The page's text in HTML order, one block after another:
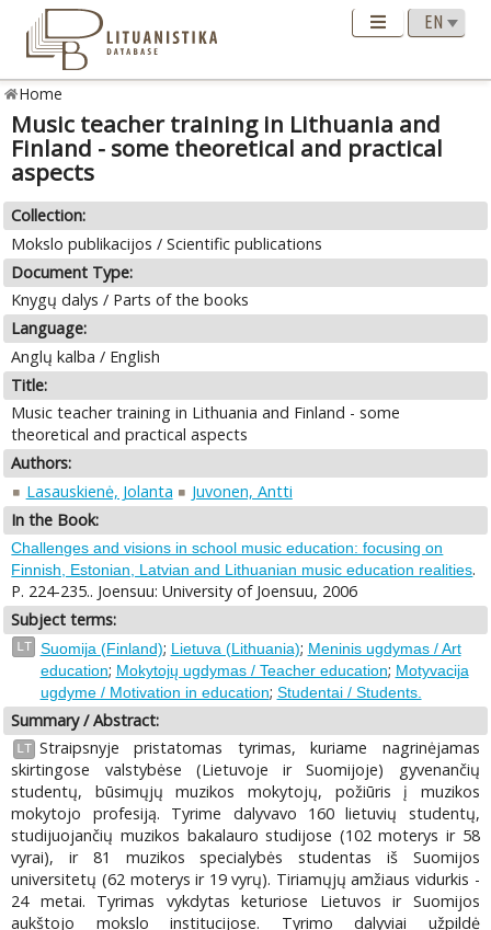
Home
Music teacher training in Lithuania and
Finland - some theoretical and practical
aspects
Collection:
Mokslo publikacijos / Scientific publications
Document Type:
Knygų dalys / Parts of the books
Language:
Anglų kalba / English
Title:
Music teacher training in Lithuania and Finland - some
theoretical and practical aspects
Authors:
Lasauskienė, Jolanta
Juvonen, Antti
In the Book:
Challenges and visions in school music education: focusing on
Finnish, Estonian, Latvian and Lithuanian music education realities.
P. 224-235.. Joensuu: University of Joensuu, 2006
Subject terms:
LT Suomija (Finland); Lietuva (Lithuania); Meninis ugdymas / Art
education; Mokytojų ugdymas / Teacher education; Motyvacija
ugdyme / Motivation in education; Studentai / Students.
Summary / Abstract:
LT Straipsnyje pristatomas tyrimas, kuriame nagrinėjamas
skirtingose valstybėse (Lietuvoje ir Suomijoje) gyvenančių
studentų, būsimųjų muzikos mokytojų, požiūris į muzikos
mokytojo profesiją. Tyrime dalyvavo 160 lietuvių studentų,
studijuojančių muzikos bakalauro studijose (102 moterys ir 58
vyrai), ir 81 muzikos specialybės studentas iš Suomijos
universitetų (62 moterys ir 19 vyrų). Tiriamųjų amžiaus vidurkis -
24 metai. Tyrimas vykdytas keturiose Lietuvos ir Suomijos
aukštojo mokslo institucijose. Tyrimo dalyviai užpildė